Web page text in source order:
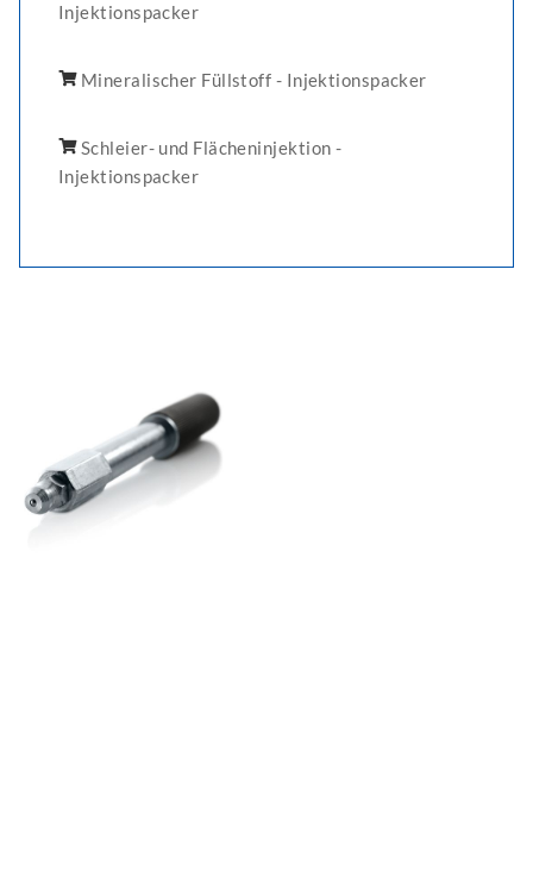
Injektionspacker
Mineralischer Füllstoff - Injektionspacker
Schleier- und Flächeninjektion -
Injektionspacker